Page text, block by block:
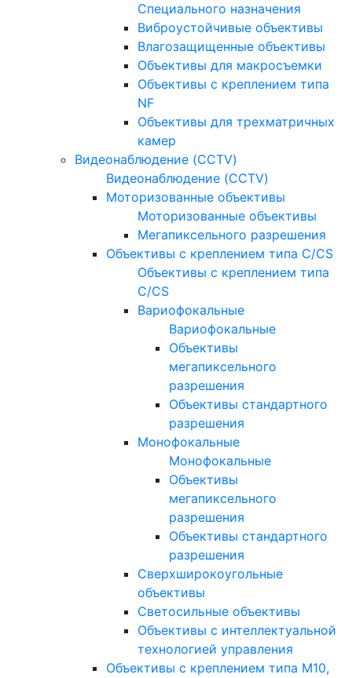
Специального назначения
Виброустойчивые объективы
Влагозащищенные объективы
Объективы для макросъемки
Объективы с креплением типа
NF
Объективы для трехматричных
камер
Видеонаблюдение (CCTV)
Видеонаблюдение (CCTV)
Моторизованные объективы
Моторизованные объективы
Мегапиксельного разрешения
Объективы с креплением типа C/CS
Объективы с креплением типа
C/CS
Вариофокальные
Вариофокальные
Объективы
мегапиксельного
разрешения
Объективы стандартного
разрешения
Монофокальные
Монофокальные
Объективы
мегапиксельного
разрешения
Объективы стандартного
разрешения
Сверхширокоугольные
объективы
Светосильные объективы
Объективы с интеллектуальной
технологией управления
Объективы с креплением типа M10,